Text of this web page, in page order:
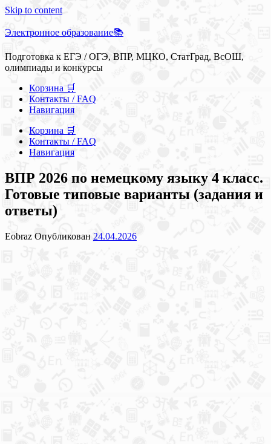
Skip to content
Электронное образование📚
Подготовка к ЕГЭ / ОГЭ, ВПР, МЦКО, СтатГрад, ВсОШ,
олимпиады и конкурсы
Корзина 🛒
Контакты / FAQ
Навигация
Корзина 🛒
Контакты / FAQ
Навигация
ВПР 2026 по немецкому языку 4 класс.
Готовые типовые варианты (задания и
ответы)
Eobraz Опубликован 24.04.2026